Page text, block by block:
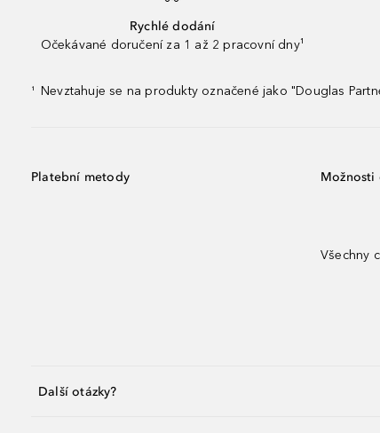
Rychlé dodání
Očekávané doručení za 1 až 2 pracovní dny¹
¹ Nevztahuje se na produkty označené jako "Douglas
Platební metody Možnosti
Všechny
Další otázky?